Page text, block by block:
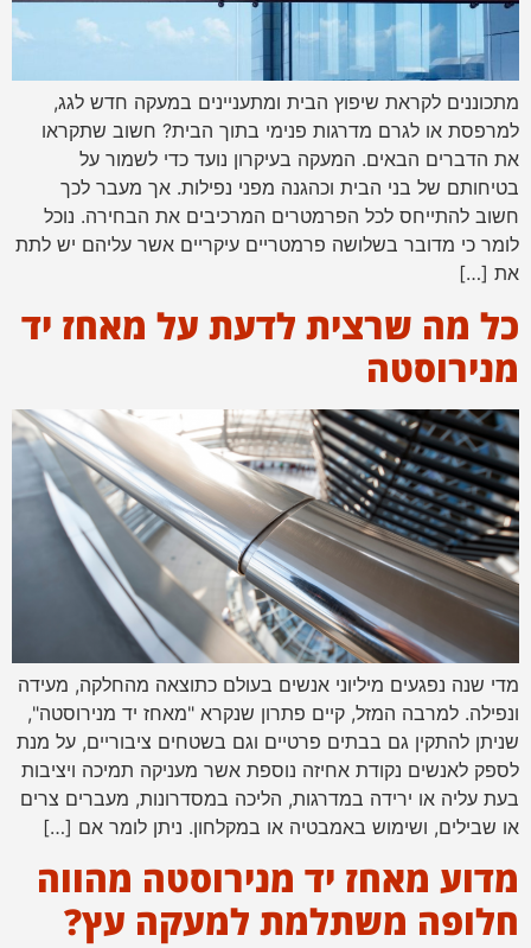
מתכוננים לקראת שיפוץ הבית ומתעניינים במעקה חדש לגג,
למרפסת או לגרם מדרגות פנימי בתוך הבית? חשוב שתקראו
את הדברים הבאים. המעקה בעיקרון נועד כדי לשמור על
בטיחותם של בני הבית וכהגנה מפני נפילות. אך מעבר לכך
חשוב להתייחס לכל הפרמטרים המרכיבים את הבחירה. נוכל
לומר כי מדובר בשלושה פרמטריים עיקריים אשר עליהם יש לתת
את […]
כל מה שרצית לדעת על מאחז יד
מנירוסטה
מדי שנה נפגעים מיליוני אנשים בעולם כתוצאה מהחלקה, מעידה
ונפילה. למרבה המזל, קיים פתרון שנקרא "מאחז יד מנירוסטה",
שניתן להתקין גם בבתים פרטיים וגם בשטחים ציבוריים, על מנת
לספק לאנשים נקודת אחיזה נוספת אשר מעניקה תמיכה ויציבות
בעת עליה או ירידה במדרגות, הליכה במסדרונות, מעברים צרים
או שבילים, ושימוש באמבטיה או במקלחון. ניתן לומר אם […]
מדוע מאחז יד מנירוסטה מהווה
חלופה משתלמת למעקה עץ?